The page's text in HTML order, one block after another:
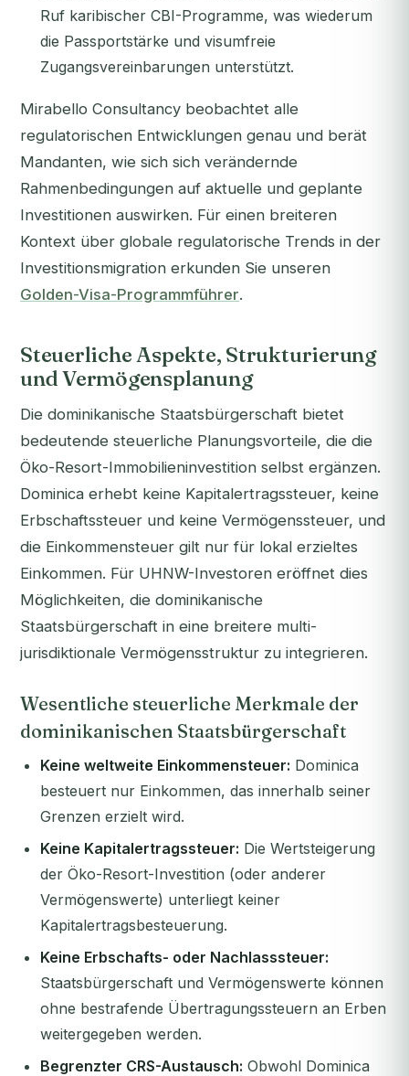
Ruf karibischer CBI-Programme, was wiederum
die Passportstärke und visumfreie
Zugangsvereinbarungen unterstützt.
Mirabello Consultancy beobachtet alle
regulatorischen Entwicklungen genau und berät
Mandanten, wie sich sich verändernde
Rahmenbedingungen auf aktuelle und geplante
Investitionen auswirken. Für einen breiteren
Kontext über globale regulatorische Trends in der
Investitionsmigration erkunden Sie unseren
Golden-Visa-Programmführer.
Steuerliche Aspekte, Strukturierung
und Vermögensplanung
Die dominikanische Staatsbürgerschaft bietet
bedeutende steuerliche Planungsvorteile, die die
Öko-Resort-Immobilieninvestition selbst ergänzen.
Dominica erhebt keine Kapitalertragssteuer, keine
Erbschaftssteuer und keine Vermögenssteuer, und
die Einkommensteuer gilt nur für lokal erzieltes
Einkommen. Für UHNW-Investoren eröffnet dies
Möglichkeiten, die dominikanische
Staatsbürgerschaft in eine breitere multi-
jurisdiktionale Vermögensstruktur zu integrieren.
Wesentliche steuerliche Merkmale der
dominikanischen Staatsbürgerschaft
Keine weltweite Einkommensteuer: Dominica
besteuert nur Einkommen, das innerhalb seiner
Grenzen erzielt wird.
Keine Kapitalertragssteuer: Die Wertsteigerung
der Öko-Resort-Investition (oder anderer
Vermögenswerte) unterliegt keiner
Kapitalertragsbesteuerung.
Keine Erbschafts- oder Nachlasssteuer:
Staatsbürgerschaft und Vermögenswerte können
ohne bestrafende Übertragungssteuern an Erben
weitergegeben werden.
Begrenzter CRS-Austausch: Obwohl Dominica